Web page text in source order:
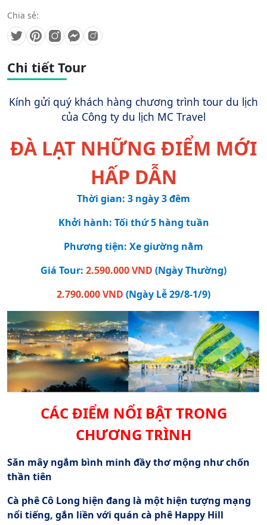
Chia sẻ:
Chi tiết Tour
Kính gửi quý khách hàng chương trình tour du lịch
của Công ty du lịch MC Travel
ĐÀ LẠT NHỮNG ĐIỂM MỚI
HẤP DẪN
Thời gian: 3 ngày 3 đêm
Khởi hành: Tối thứ 5 hàng tuần
Phương tiện: Xe giường nằm
Giá Tour: 2.590.000 VND (Ngày Thường)
2.790.000 VND (Ngày Lễ 29/8-1/9)
CÁC ĐIỂM NỔI BẬT TRONG
CHƯƠNG TRÌNH
Săn mây ngắm bình minh đầy thơ mộng như chốn
thần tiên
Cà phê Cô Long hiện đang là một hiện tượng mạng
nổi tiếng, gắn liền với quán cà phê Happy Hill